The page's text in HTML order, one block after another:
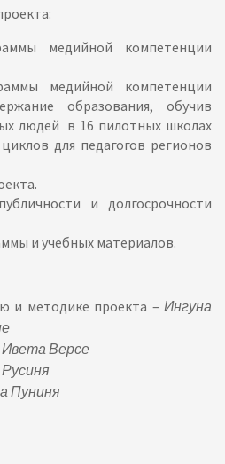
медийной компетенции
медийной компетенции
образования, обучив
людей в 16 пилотных школах
для педагогов регионов
и долгосрочности
и учебных материалов.
и методике проекта – Ингуна
Ивета Версе
Пуниня